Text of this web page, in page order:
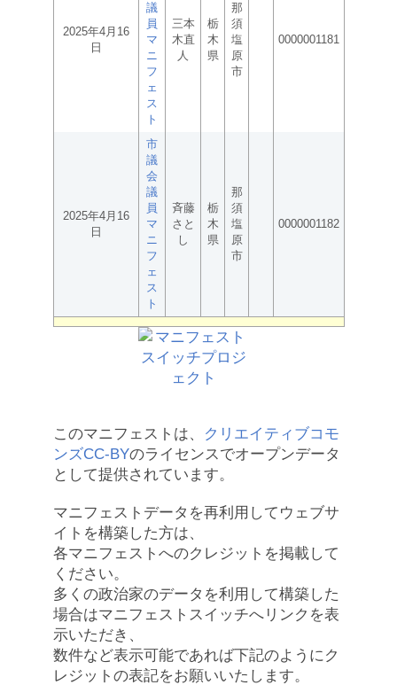
2025年4月16
日
議
員
マ
ニ
フ
ェ
ス
ト
三本
木直
人
栃
木
県
那
須
塩
原
市
0000001181
2025年4月16
日
市
議
会
議
員
マ
ニ
フ
ェ
ス
ト
斉藤
さと
し
栃
木
県
那
須
塩
原
市
0000001182
このマニフェストは、
クリエイティブコモ
ンズCC-BYのライセンスでオープンデータ
として提供されています。
マニフェストデータを再利用してウェブサ
イトを構築した方は、
各マニフェストへのクレジットを掲載して
ください。
多くの政治家のデータを利用して構築した
場合はマニフェストスイッチへリンクを表
示いただき、
数件など表示可能であれば下記のようにク
レジットの表記をお願いいたします。